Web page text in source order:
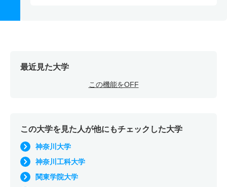
最近見た大学
この機能をOFF
この大学を見た人が他にもチェックした大学
神奈川大学
神奈川工科大学
関東学院大学